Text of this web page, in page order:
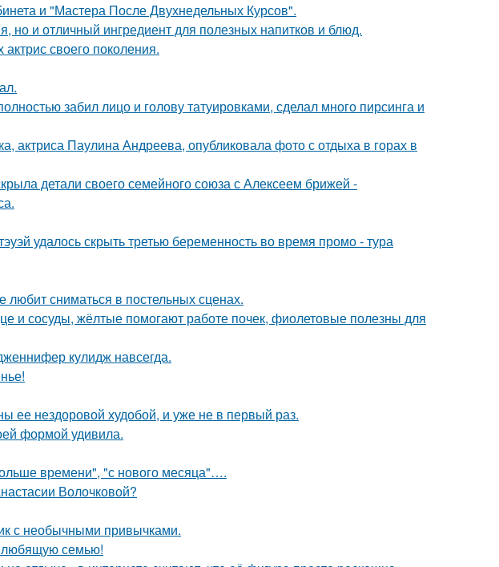
и "Мастера После Двухнедельных Курсов".
но и отличный ингредиент для полезных напитков и блюд.
своего поколения.
забил лицо и голову татуировками, сделал много пирсинга и
актриса Паулина Андреева, опубликовала фото с отдыха в горах в
детали своего семейного союза с Алексеем брижей -
удалось скрыть третью беременность во время промо - тура
сниматься в постельных сценах.
и сосуды, жёлтые помогают работе почек, фиолетовые полезны для
кулидж навсегда.
ее нездоровой худобой, и уже не в первый раз.
формой удивила.
времени", "с нового месяца"….
Волочковой?
с необычными привычками.
любящую семью!